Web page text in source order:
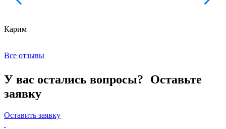
Карим
Все отзывы
У вас остались вопросы? Оставьте
заявку
Оставить заявку